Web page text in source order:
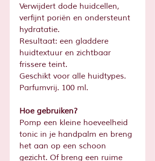
Verwijdert dode huidcellen,
verfijnt poriën en ondersteunt
hydratatie.
Resultaat: een gladdere
huidtextuur en zichtbaar
frissere teint.
Geschikt voor alle huidtypes.
Parfumvrij. 100 ml.
Hoe gebruiken?
Pomp een kleine hoeveelheid
tonic in je handpalm en breng
het aan op een schoon
gezicht. Of breng een ruime